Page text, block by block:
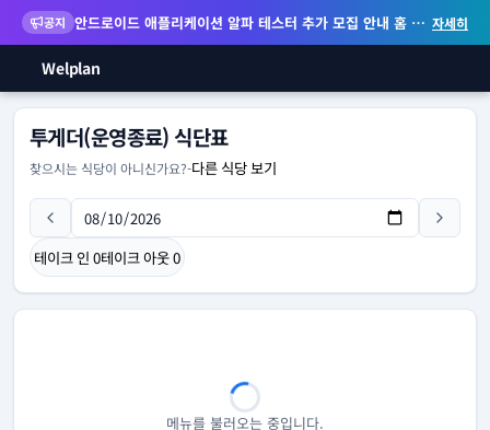
공지 안드로이드 애플리케이션 알파 테스터 추가 모집 안내 홈 화면 위젯 등 지원 자세히
Welplan
투게더(운영종료) 식단표
찾으시는 식당이 아니신가요?-다른 식당 보기
테이크 인 0테이크 아웃0
메뉴를 불러오는 중입니다.